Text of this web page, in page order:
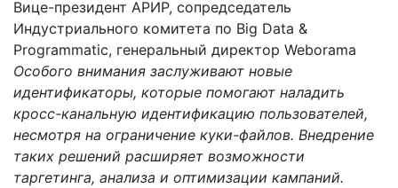
Вице-президент АРИР, сопредседатель
Индустриального комитета по Big Data &
Programmatic, генеральный директор Weborama
Особого внимания заслуживают новые
идентификаторы, которые помогают наладить
кросс-канальную идентификацию пользователей,
несмотря на ограничение куки-файлов. Внедрение
таких решений расширяет возможности
таргетинга, анализа и оптимизации кампаний.